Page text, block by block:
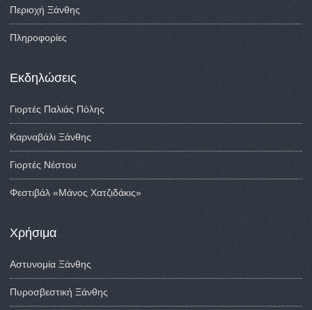
Περιοχή Ξάνθης
Πληροφορίες
Εκδηλώσεις
Γιορτές Παλιάς Πόλης
Καρναβάλι Ξάνθης
Γιορτές Νέστου
Φεστιβάλ «Μάνος Χατζιδάκις»
Χρήσιμα
Αστυνομία Ξάνθης
Πυροσβεστική Ξάνθης